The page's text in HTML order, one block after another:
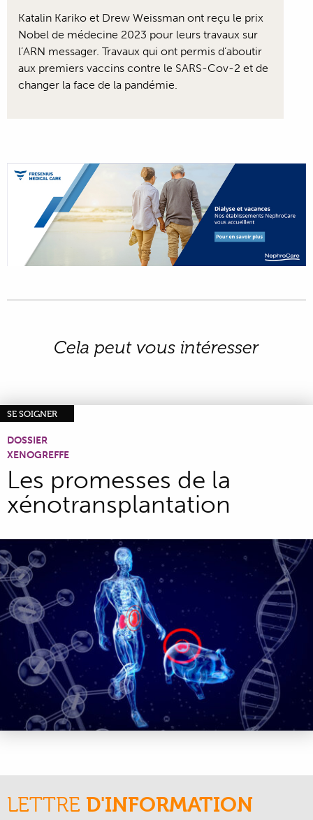
Katalin Kariko et Drew Weissman ont reçu le prix
Nobel de médecine 2023 pour leurs travaux sur
l’ARN messager. Travaux qui ont permis d’aboutir
aux premiers vaccins contre le SARS-Cov-2 et de
changer la face de la pandémie.
Cela peut vous intéresser
SE SOIGNER
DOSSIER
XENOGREFFE
Les promesses de la
xénotransplantation
LETTRE D'INFORMATION